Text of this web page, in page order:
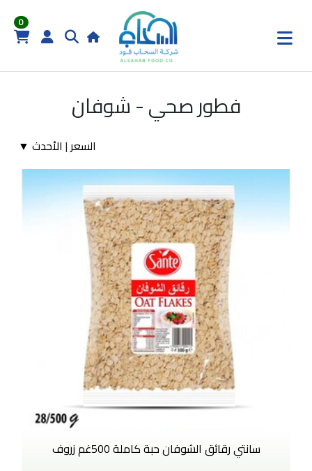
0
فطور صحي - شوفان
السعر | الأحدث ▼
سانتي رقائق الشوفان حبة كاملة 500غم زروف